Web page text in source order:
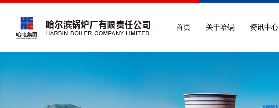
首页 关于哈锅 资讯中心